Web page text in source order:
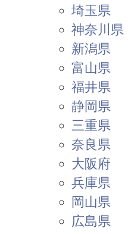
埼玉県
神奈川県
新潟県
富山県
福井県
静岡県
三重県
奈良県
大阪府
兵庫県
岡山県
広島県